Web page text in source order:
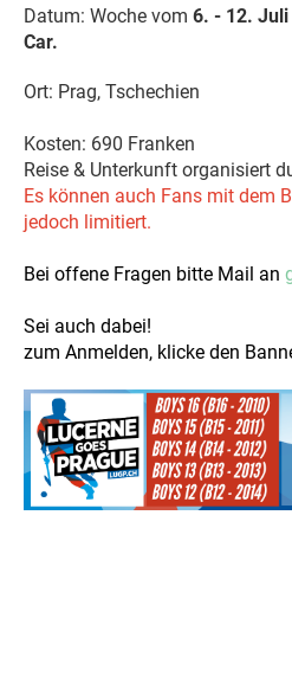
Datum: Woche vom 6. - 12. Juli
Car.
Ort: Prag, Tschechien
Kosten: 690 Franken
Reise & Unterkunft organisiert
Es können auch Fans mit dem
jedoch limitiert.
Bei offene Fragen bitte Mail an
Sei auch dabei!
zum Anmelden, klicke den